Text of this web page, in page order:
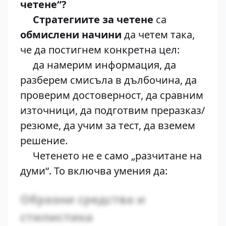
четене“?
Стратегиите за четене са
обмислени начини да четем така,
че да постигнем конкретна цел:
да намерим информация, да
разберем смисъла в дълбочина, да
проверим достоверност, да сравним
източници, да подготвим преразказ/
резюме, да учим за тест, да вземем
решение.
Четенето не е само „разчитане на
думи“. То включва умения да:
Образни средства и
стилистика